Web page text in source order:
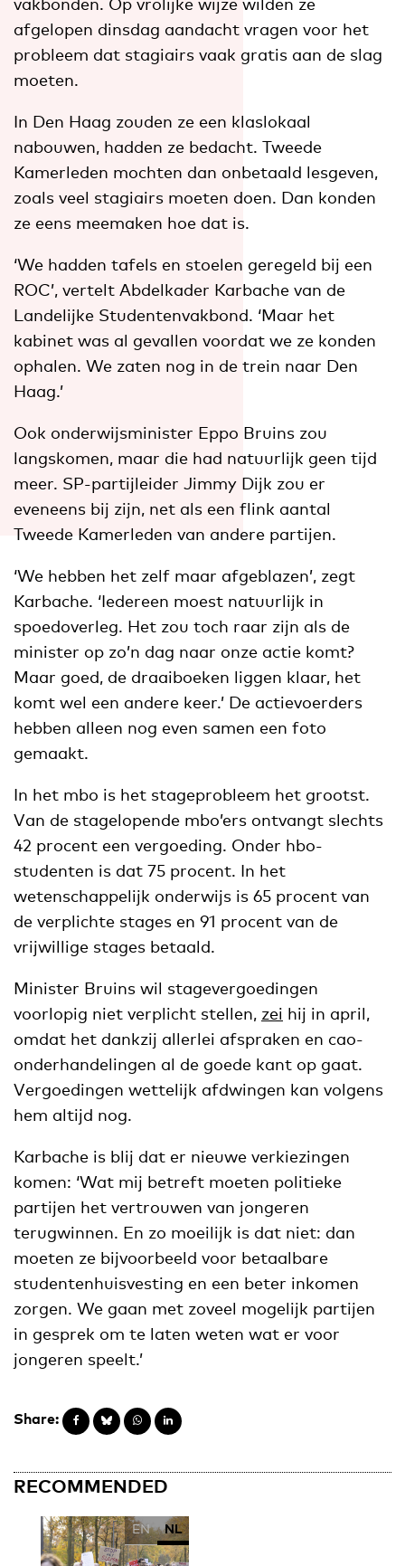
vakbonden. Op vrolijke wijze wilden ze
afgelopen dinsdag aandacht vragen voor het
probleem dat stagiairs vaak gratis aan de slag
moeten.
In Den Haag zouden ze een klaslokaal
nabouwen, hadden ze bedacht. Tweede
Kamerleden mochten dan onbetaald lesgeven,
zoals veel stagiairs moeten doen. Dan konden
ze eens meemaken hoe dat is.
‘We hadden tafels en stoelen geregeld bij een
ROC’, vertelt Abdelkader Karbache van de
Landelijke Studentenvakbond. ‘Maar het
kabinet was al gevallen voordat we ze konden
ophalen. We zaten nog in de trein naar Den
Haag.’
Ook onderwijsminister Eppo Bruins zou
langskomen, maar die had natuurlijk geen tijd
meer. SP-partijleider Jimmy Dijk zou er
eveneens bij zijn, net als een flink aantal
Tweede Kamerleden van andere partijen.
‘We hebben het zelf maar afgeblazen’, zegt
Karbache. ‘Iedereen moest natuurlijk in
spoedoverleg. Het zou toch raar zijn als de
minister op zo’n dag naar onze actie komt?
Maar goed, de draaiboeken liggen klaar, het
komt wel een andere keer.’ De actievoerders
hebben alleen nog even samen een foto
gemaakt.
In het mbo is het stageprobleem het grootst.
Van de stagelopende mbo’ers ontvangt slechts
42 procent een vergoeding. Onder hbo-
studenten is dat 75 procent. In het
wetenschappelijk onderwijs is 65 procent van
de verplichte stages en 91 procent van de
vrijwillige stages betaald.
Minister Bruins wil stagevergoedingen
voorlopig niet verplicht stellen, zei hij in april,
omdat het dankzij allerlei afspraken en cao-
onderhandelingen al de goede kant op gaat.
Vergoedingen wettelijk afdwingen kan volgens
hem altijd nog.
Karbache is blij dat er nieuwe verkiezingen
komen: ‘Wat mij betreft moeten politieke
partijen het vertrouwen van jongeren
terugwinnen. En zo moeilijk is dat niet: dan
moeten ze bijvoorbeeld voor betaalbare
studentenhuisvesting en een beter inkomen
zorgen. We gaan met zoveel mogelijk partijen
in gesprek om te laten weten wat er voor
jongeren speelt.’
Share:
RECOMMENDED
EN NL